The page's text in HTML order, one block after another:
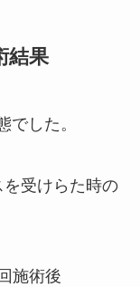
結果
でした。
受けらた時の
後